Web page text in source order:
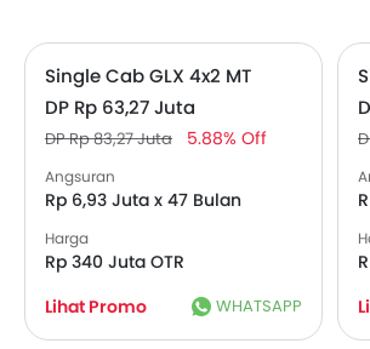
penawaran dari diler Mitsubishi
Single Cab GLX 4x2 MT
DP Rp 63,27 Juta
DP Rp 83,27 Juta 5.88% Off
Angsuran
Rp 6,93 Juta x 47 Bulan
Harga
Rp 340 Juta OTR
Lihat Promo
WHATSAPP